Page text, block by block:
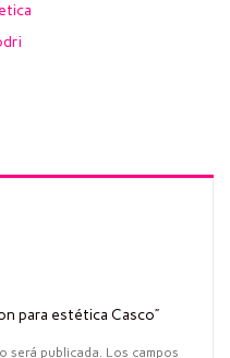
para estética Casco”
será publicada. Los campos